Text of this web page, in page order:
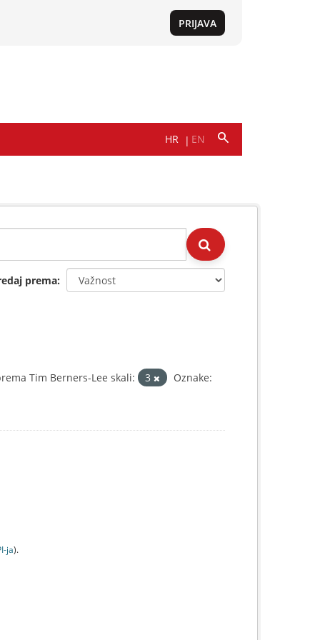
prema
Tim Berners-Lee skali: 3 Oznake:
jа).